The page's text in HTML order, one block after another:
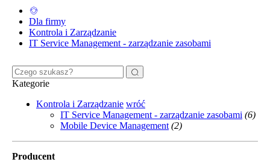
Dla firmy
Kontrola i Zarządzanie
IT Service Management - zarządzanie zasobami
Kategorie
Kontrola i Zarządzanie wróć
IT Service Management - zarządzanie zasobami (6)
Mobile Device Management (2)
Producent